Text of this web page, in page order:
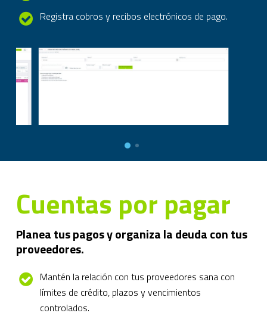
Registra cobros y recibos electrónicos de pago.
Cuentas por pagar
Planea tus pagos y organiza la deuda con tus
proveedores.
Mantén la relación con tus proveedores sana con
límites de crédito, plazos y vencimientos
controlados.